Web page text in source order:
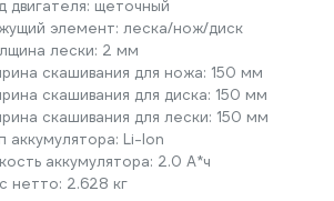
двигателя: щеточный
элемент: леска/нож/диск
лески: 2 мм
скашивания для ножа: 150 мм
скашивания для диска: 150 мм
скашивания для лески: 150 мм
аккумулятора: Li-lon
аккумулятора: 2.0 А*ч
нетто: 2.628 кг